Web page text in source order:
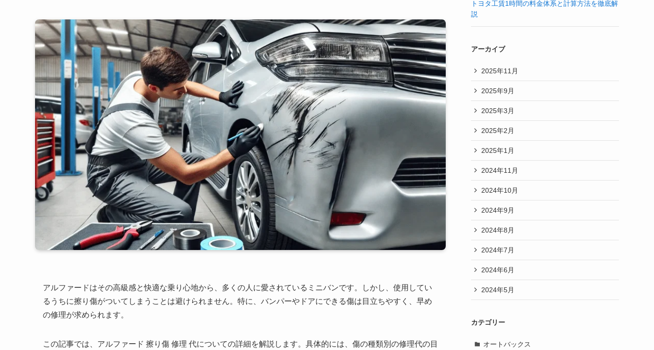
アルファードはその高級感と快適な乗り心地から、多くの人に愛されているミニバンです。しかし、使用してい
るうちに擦り傷がついてしまうことは避けられません。特に、バンパーやドアにできる傷は目立ちやすく、早め
の修理が求められます。
この記事では、アルファード 擦り傷 修理 代についての詳細を解説します。具体的には、傷の種類別の修理代の目
トヨタ工賃1時間の料金体系と計算方法を徹底解
説
アーカイブ
2025年11月
2025年9月
2025年3月
2025年2月
2025年1月
2024年11月
2024年10月
2024年9月
2024年8月
2024年7月
2024年6月
2024年5月
カテゴリー
オートバックス